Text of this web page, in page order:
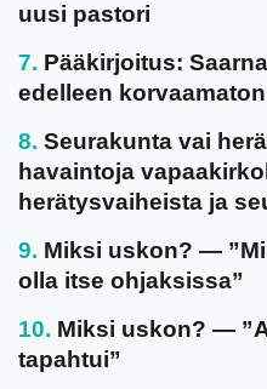
uusi pastori
Pääkirjoitus:
edelleen korvaamaton
Seurakunta vai
havaintoja
herätysvaiheista ja
Miksi uskon? —
olla itse ohjaksissa”
Miksi uskon? —
tapahtui”